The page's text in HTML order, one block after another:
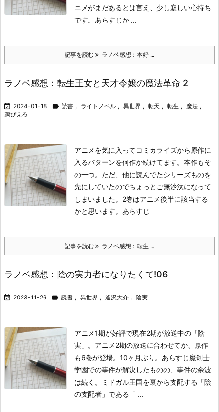
ニメがまだあるとは言え、少し寂しい心持ち
です。 あらすじか ...
記事を読む ラノベ感想：本好 ...
ラノベ感想：転生王女と天才令嬢の魔法革命 2
 2024-01-18  読書 , ライトノベル , 異世界 , 転天 , 転生 , 魔法 ,
鴉ぴえろ
アニメを気に入ってコミカライズから原作に
入るパターンを何作か続けてます。本作もそ
の一つ。ただ、他に読んでたシリーズものを
先にしていたのでちょっとご無沙汰になって
しまいました。2巻はアニメ後半に該当する
かと思います。 あらすじ
記事を読む ラノベ感想：転生 ...
ラノベ感想：陰の実力者になりたくて!06
 2023-11-26  読書 , 異世界 , 逢沢大介 , 陰実
アニメ1期が好評で現在2期が放送中の「陰
実」。アニメ2期の放送に合わせてか、原作
も6巻が登場。10ヶ月ぶり。 あらすじ魔剣士
学園での事件が解決したものの、事件の余波
は続く。ミドガル王国を裏から支配する「陰
の支配者」である「 ...